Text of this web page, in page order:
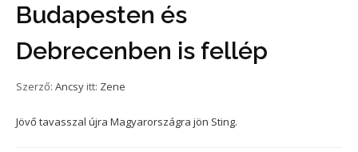
Budapesten és
Debrecenben is fellép
Szerző: Ancsy itt: Zene
Jövő tavasszal újra Magyarországra jön Sting.